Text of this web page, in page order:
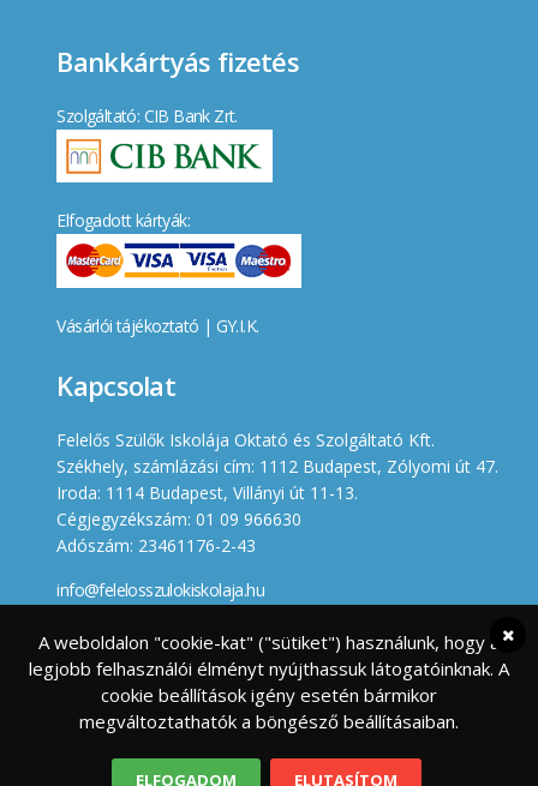
Bankkártyás fizetés
Szolgáltató: CIB Bank Zrt.
Elfogadott kártyák:
Vásárlói tájékoztató | GY.I.K.
Kapcsolat
Felelős Szülők Iskolája Oktató és Szolgáltató Kft.
Székhely, számlázási cím: 1112 Budapest, Zólyomi út 47.
Iroda: 1114 Budapest, Villányi út 11-13.
Cégjegyzékszám: 01 09 966630
Adószám: 23461176-2-43
info@felelosszulokiskolaja.hu
A weboldalon "cookie-kat" ("sütiket") használunk, hogy a
legjobb felhasználói élményt nyújthassuk látogatóinknak. A
cookie beállítások igény esetén bármikor
megváltoztathatók a böngésző beállításaiban.
ELFOGADOM ELUTASÍTOM